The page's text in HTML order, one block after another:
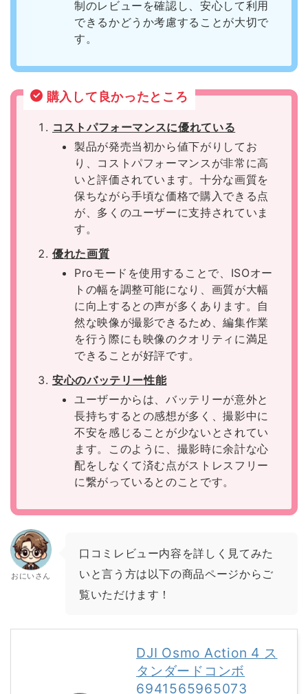
制のレビューを確認し、安心して利用
できるかどうか考慮することが大切で
す。
購入して良かったところ
コストパフォーマンスに優れている
製品が発売当初から値下がりしてお
り、コストパフォーマンスが非常に高
いと評価されています。十分な画質を
保ちながら手頃な価格で購入できる点
が、多くのユーザーに支持されていま
す。
優れた画質
Proモードを使用することで、ISOオー
トの幅を調整可能になり、画質が大幅
に向上するとの声が多くあります。自
然な映像が撮影できるため、編集作業
を行う際にも映像のクオリティに満足
できることが好評です。
安心のバッテリー性能
ユーザーからは、バッテリーが意外と
長持ちするとの感想が多く、撮影中に
不安を感じることが少ないとされてい
ます。このように、撮影時に余計な心
配をしなくて済む点がストレスフリー
に繋がっているとのことです。
おにいさん
口コミレビュー内容を詳しく見てみた
いと言う方は以下の商品ページからご
覧いただけます！
DJI Osmo Action 4 ス
タンダードコンボ
6941565965073